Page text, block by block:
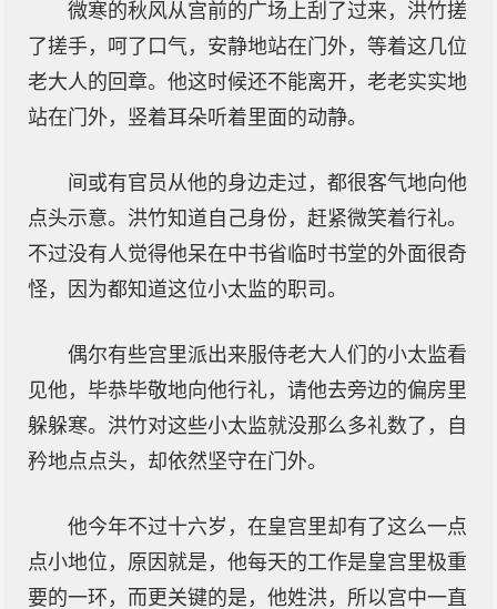
微寒的秋风从宫前的广场上刮了过来，洪竹搓
了搓手，呵了口气，安静地站在门外，等着这几位
老大人的回章。他这时候还不能离开，老老实实地
站在门外，竖着耳朵听着里面的动静。
间或有官员从他的身边走过，都很客气地向他
点头示意。洪竹知道自己身份，赶紧微笑着行礼。
不过没有人觉得他呆在中书省临时书堂的外面很奇
怪，因为都知道这位小太监的职司。
偶尔有些宫里派出来服侍老大人们的小太监看
见他，毕恭毕敬地向他行礼，请他去旁边的偏房里
躲躲寒。洪竹对这些小太监就没那么多礼数了，自
矜地点点头，却依然坚守在门外。
他今年不过十六岁，在皇宫里却有了这么一点
点小地位，原因就是，他每天的工作是皇宫里极重
要的一环，而更关键的是，他姓洪，所以宫中一直